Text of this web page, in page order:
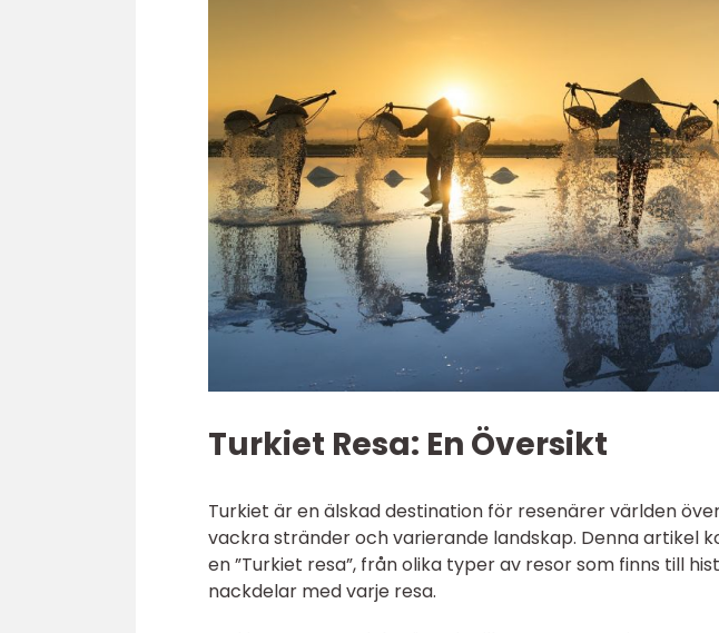
Turkiet Resa: En Översikt
Turkiet är en älskad destination för resenärer världen
vackra stränder och varierande landskap. Denna artikel
en ”Turkiet resa”, från olika typer av resor som finns till
nackdelar med varje resa.